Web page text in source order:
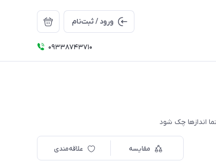
ورود / ثبت‌نام
09338743710
مقایسه علاقه‌مندی